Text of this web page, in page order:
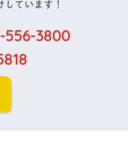
しています！
556-3800